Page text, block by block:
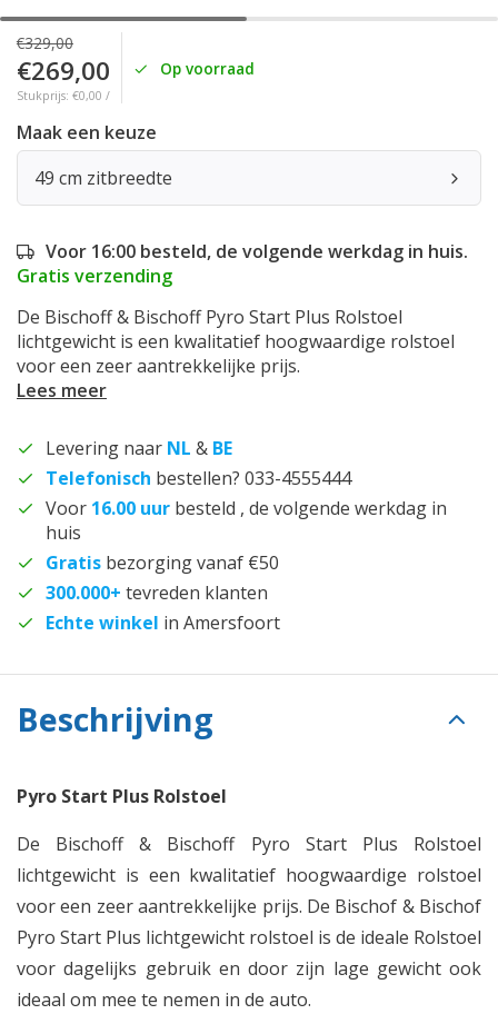
€329,00
€269,00
Stukprijs: €0,00 /
Op voorraad
Maak een keuze
49 cm zitbreedte
Voor 16:00 besteld, de volgende werkdag in huis.
Gratis verzending
De Bischoff & Bischoff Pyro Start Plus Rolstoel
lichtgewicht is een kwalitatief hoogwaardige rolstoel
voor een zeer aantrekkelijke prijs.
Lees meer
Levering naar NL & BE
Telefonisch bestellen? 033-4555444
Voor 16.00 uur besteld , de volgende werkdag in
huis
Gratis bezorging vanaf €50
300.000+ tevreden klanten
Echte winkel in Amersfoort
Beschrijving
Pyro Start Plus Rolstoel
De Bischoff & Bischoff Pyro Start Plus Rolstoel
lichtgewicht is een kwalitatief hoogwaardige rolstoel
voor een zeer aantrekkelijke prijs. De Bischof & Bischof
Pyro Start Plus lichtgewicht rolstoel is de ideale Rolstoel
voor dagelijks gebruik en door zijn lage gewicht ook
ideaal om mee te nemen in de auto.